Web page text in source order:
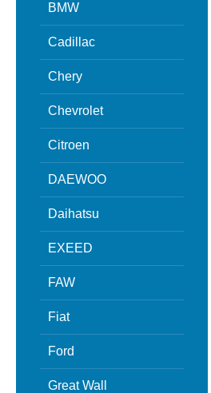
BMW
Cadillac
Chery
Chevrolet
Citroen
DAEWOO
Daihatsu
EXEED
FAW
Fiat
Ford
Great Wall